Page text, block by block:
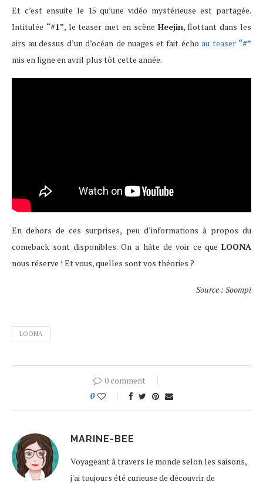
Et c’est ensuite le 15 qu’une vidéo mystérieuse est partagée.
Intitulée “#1”, le teaser met en scène Heejin, flottant dans les
airs au dessus d’un d’océan de nuages et fait écho au teaser “#”
mis en ligne en avril plus tôt cette année.
En dehors de ces surprises, peu d’informations à propos du
comeback sont disponibles. On a hâte de voir ce que LOONA
nous réserve ! Et vous, quelles sont vos théories ?
Source : Soompi
LOONA
0 comment
0
MARINE-BEE
Voyageant à travers le monde selon les saisons,
j'ai toujours été curieuse de découvrir de